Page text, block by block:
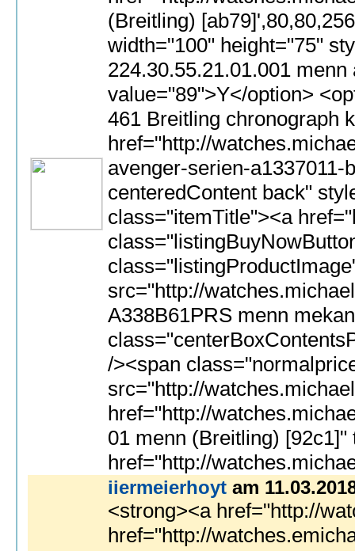
iiermeierhoyt am
<strong><a href="http://watches.emichaelkorssale.cn/no/">sveitsiske Mekaniske bevegelse kopi